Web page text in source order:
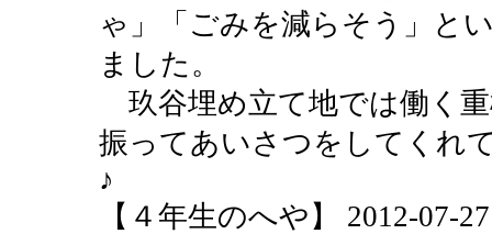
ゃ」「ごみを減らそう」と
ました。
玖谷埋め立て地では働く
振ってあいさつをしてくれ
♪
【４年生のへや】 2012-07-